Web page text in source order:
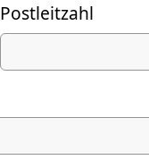
Postleitzahl